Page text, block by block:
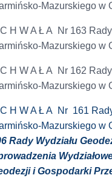
Mazurskiego w
H W A Ł A Nr 163
Mazurskiego w
H W A Ł A Nr 162
Mazurskiego w
H W A Ł A Nr 161
Mazurskiego w
Rady Wydziału
i Gospodarki